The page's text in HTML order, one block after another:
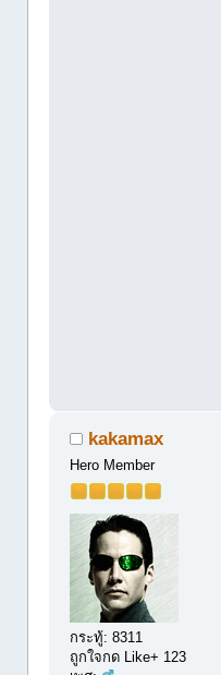
kakamax
Hero Member
กระทู้: 8311
ถูกใจกด Like+ 123